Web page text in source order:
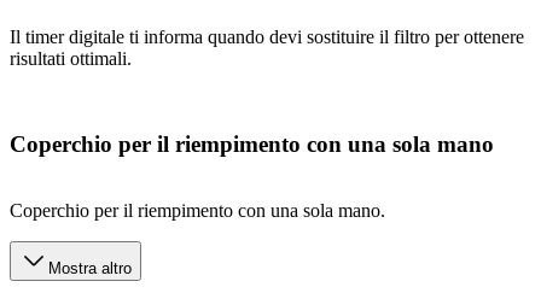
Il timer digitale ti informa quando devi sostituire il filtro per ottenere
risultati ottimali.
Coperchio per il riempimento con una sola mano
Coperchio per il riempimento con una sola mano.
Mostra altro